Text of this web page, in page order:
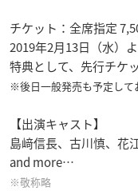
チケット：全席指定
2019年2月13日（水）
特典として、先行チケ
※後日一般発売も予定して
【出演キャスト】
島﨑信長、古川慎、花
and more…
※敬称略